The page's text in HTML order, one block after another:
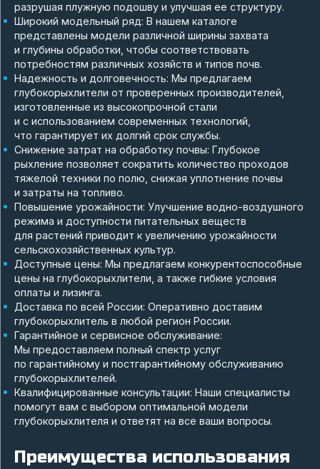
разрушая плужную подошву и улучшая ее структуру.
Широкий модельный ряд: В нашем каталоге
представлены модели различной ширины захвата
и глубины обработки, чтобы соответствовать
потребностям различных хозяйств и типов почв.
Надежность и долговечность: Мы предлагаем
глубокорыхлители от проверенных производителей,
изготовленные из высокопрочной стали
и с использованием современных технологий,
что гарантирует их долгий срок службы.
Снижение затрат на обработку почвы: Глубокое
рыхление позволяет сократить количество проходов
тяжелой техники по полю, снижая уплотнение почвы
и затраты на топливо.
Повышение урожайности: Улучшение водно-воздушного
режима и доступности питательных веществ
для растений приводит к увеличению урожайности
сельскохозяйственных культур.
Доступные цены: Мы предлагаем конкурентоспособные
цены на глубокорыхлители, а также гибкие условия
оплаты и лизинга.
Доставка по всей России: Оперативно доставим
глубокорыхлитель в любой регион России.
Гарантийное и сервисное обслуживание:
Мы предоставляем полный спектр услуг
по гарантийному и постгарантийному обслуживанию
глубокорыхлителей.
Квалифицированные консультации: Наши специалисты
помогут вам с выбором оптимальной модели
глубокорыхлителя и ответят на все ваши вопросы.
Преимущества использования